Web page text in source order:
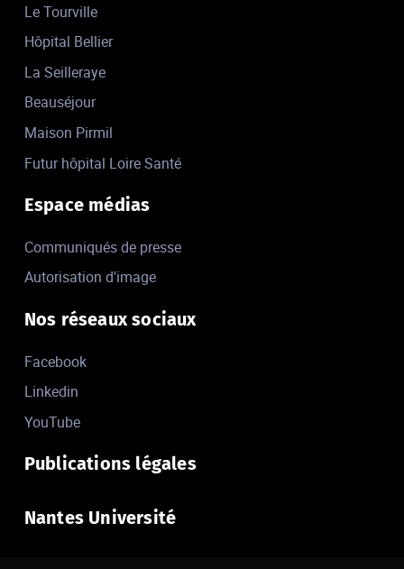
Le Tourville
Hôpital Bellier
La Seilleraye
Beauséjour
Maison Pirmil
Futur hôpital Loire Santé
Espace médias
Communiqués de presse
Autorisation d'image
Nos réseaux sociaux
Facebook
Linkedin
YouTube
Publications légales
Nantes Université